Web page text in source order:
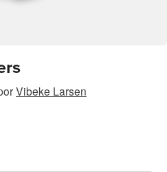
Vibeke Larsen